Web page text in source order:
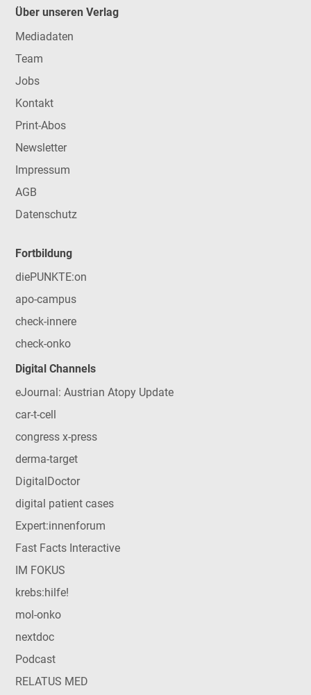
Über unseren Verlag
Mediadaten
Team
Jobs
Kontakt
Print-Abos
Newsletter
Impressum
AGB
Datenschutz
Fortbildung
diePUNKTE:on
apo-campus
check-innere
check-onko
Digital Channels
eJournal: Austrian Atopy Update
car-t-cell
congress x-press
derma-target
DigitalDoctor
digital patient cases
Expert:innenforum
Fast Facts Interactive
IM FOKUS
krebs:hilfe!
mol-onko
nextdoc
Podcast
RELATUS MED